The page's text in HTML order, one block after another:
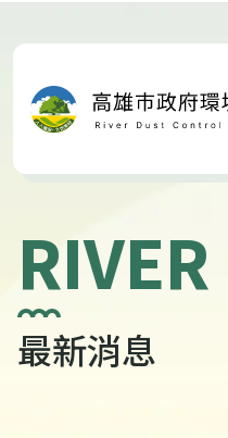
最新消息